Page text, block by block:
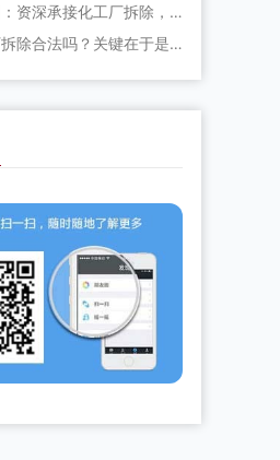
巴洛仕集团：资深承接化工厂拆除，如何抉择可靠服务商？
化工厂整厂拆除合法吗？关键在于是否走完这些“红线”程序